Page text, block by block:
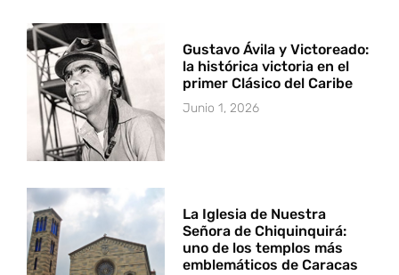
Gustavo Ávila y Victoreado:
la histórica victoria en el
primer Clásico del Caribe
Junio 1, 2026
La Iglesia de Nuestra
Señora de Chiquinquirá:
uno de los templos más
emblemáticos de Caracas